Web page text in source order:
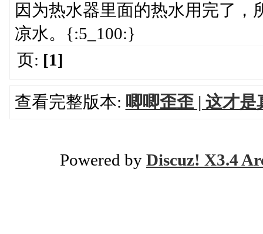
因为热水器里面的热水用完了
凉水。{:5_100:}
页: [1]
查看完整版本: 唧唧歪歪 | 这才
Powered by Discuz! X3.4